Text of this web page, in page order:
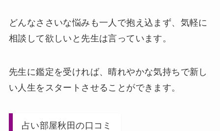
どんなささいな悩みも一人で抱え込まず、気軽に
相談して欲しいと先生は言っています。
先生に鑑定を受ければ、晴れやかな気持ちで新し
い人生をスタートさせることができます。
占い部屋秋田の口コミ